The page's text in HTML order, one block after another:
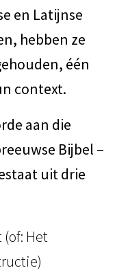
en Latijnse
hebben ze
één
context.
aan die
Bijbel –
uit drie
(of: Het